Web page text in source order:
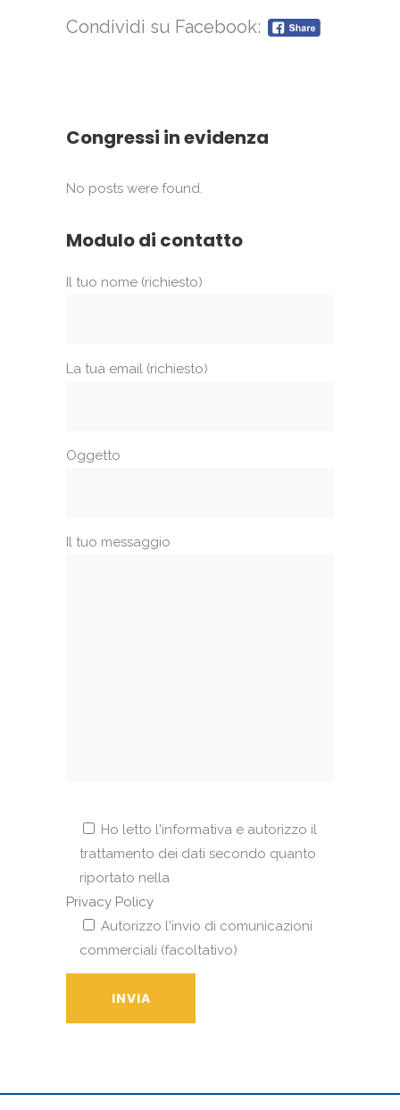
Condividi su Facebook:
Congressi in evidenza
No posts were found.
Modulo di contatto
Il tuo nome (richiesto)
La tua email (richiesto)
Oggetto
Il tuo messaggio
Ho letto l'informativa e autorizzo il
trattamento dei dati secondo quanto
riportato nella
Privacy Policy
Autorizzo l'invio di comunicazioni
commerciali (facoltativo)